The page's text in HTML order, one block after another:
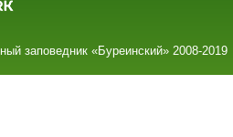
заповедник «Буреинский» 2008-2019